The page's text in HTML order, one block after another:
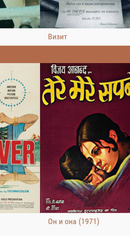
Визит
Он и она (1971)